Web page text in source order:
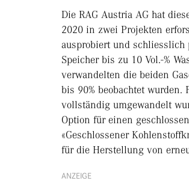
Die RAG Austria AG hat
2020 in zwei Projekten
ausprobiert und schliesslich
Speicher bis zu 10 Vol.-%
verwandelten die beiden
bis 90% beobachtet wurden.
vollständig umgewandelt
Option für einen
«Geschlossener
für die Herstellung von
ANZEIGE